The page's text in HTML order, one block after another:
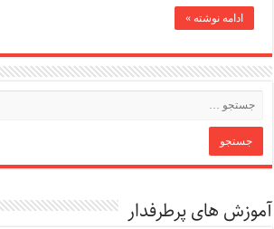
ادامه نوشته »
آموزش های پرطرفدار